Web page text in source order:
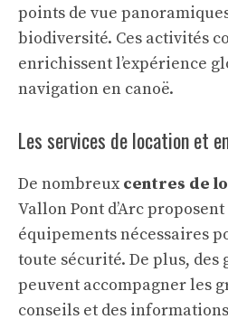
points de vue
biodiversité. Ces activités
enrichissent l’expérience
navigation en canoë.
Les services de location et
De nombreuxcentres de
Vallon Pont d’Arc
équipements nécessaires
toute sécurité. De plus,
peuvent accompagner les
conseils et des